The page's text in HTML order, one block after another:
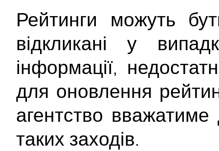
Рейтинги можуть
відкликані у
інформації,
для оновлення
агентство вважатиме
таких заходів.